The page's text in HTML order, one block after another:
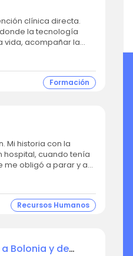
la tecnología
vida, acompañar la
Formación
hospital, cuando tenía
me obligó a parar y a
Recursos Humanos
Bolonia y de